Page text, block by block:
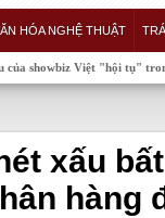
HÓA NGHỆ THUẬT
Việt "hội tụ" trong một
xấu
hàng